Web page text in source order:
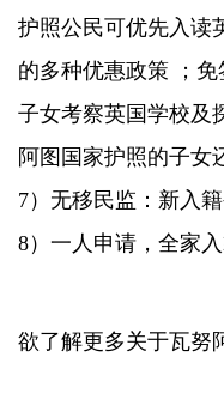
护照公民可优先入读
的多种优惠政策 ；
子女考察英国学校及
阿图国家护照的子女
7）无移民监：新入
8）一人申请，全家入
欲了解更多关于瓦努